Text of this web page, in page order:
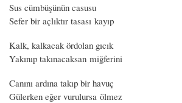
Sus cümbüşünün casusu
Sefer bir açlıktır tasası kayıp
Kalk, kalkacak ördolan gıcık
Yakınıp takınacaksan miğferini
Canını ardına takıp bir havuç
Gülerken eğer vurulursa ölmez